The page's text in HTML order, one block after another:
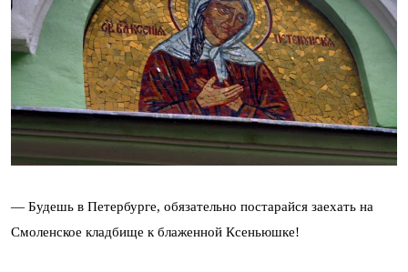
— Будешь в Петербурге, обязательно постарайся заехать на
Смоленское кладбище к блаженной Ксеньюшке!